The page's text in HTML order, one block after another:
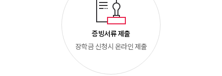
증빙서류 제출
장학금 신청시 온라인 제출